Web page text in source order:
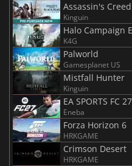
Assassin's
Kinguin
Halo Campaign
K4G
Palworld
Gamesplanet US
Mistfall Hunter
Kinguin
EA SPORTS FC 27
Eneba
Forza Horizon 6
HRKGAME
Crimson Desert
HRKGAME